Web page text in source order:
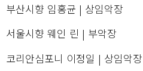
부산시향 임홍균 | 상임악장
서울시향 웨인 린 | 부악장
코리안심포니 이정일 | 상임악장